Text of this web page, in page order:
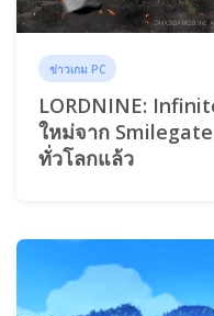
ข่าวเกม PC
LORDNINE:
ใหม่จาก
ทั่วโลกแล้ว